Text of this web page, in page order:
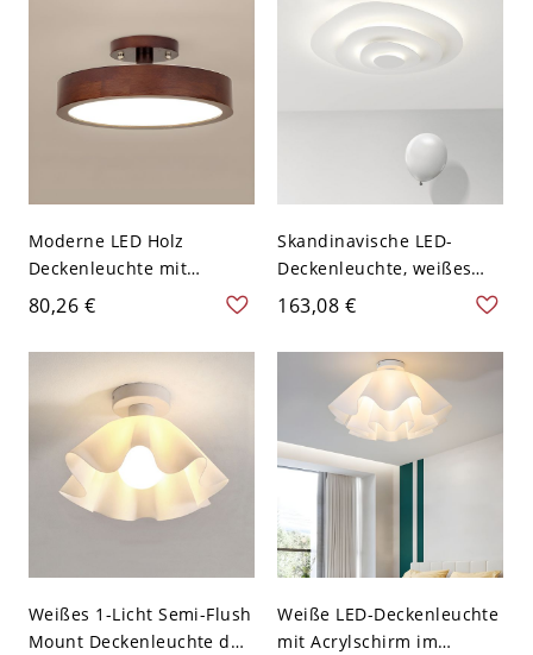
Moderne LED Holz
Deckenleuchte mit
Acrylschirm - Walnuss
Farbe 110V-120V 22,86 cm
Schichtung
80,26 €
Skandinavische LED-
Deckenleuchte, weißes
Schicht-Ring-Design für
Schlafzimmer Lounge -
46,99 cm 110V-120V
Weißlicht
163,08 €
Weißes 1-Licht Semi-Flush
Mount Deckenleuchte der
Weiße LED-Deckenleuchte
mit Acrylschirm im